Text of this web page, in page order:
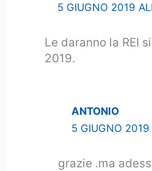
5 GIUGNO 2019
Le daranno la REI
2019.
ANTONIO
5 GIUGNO 2019
grazie .ma